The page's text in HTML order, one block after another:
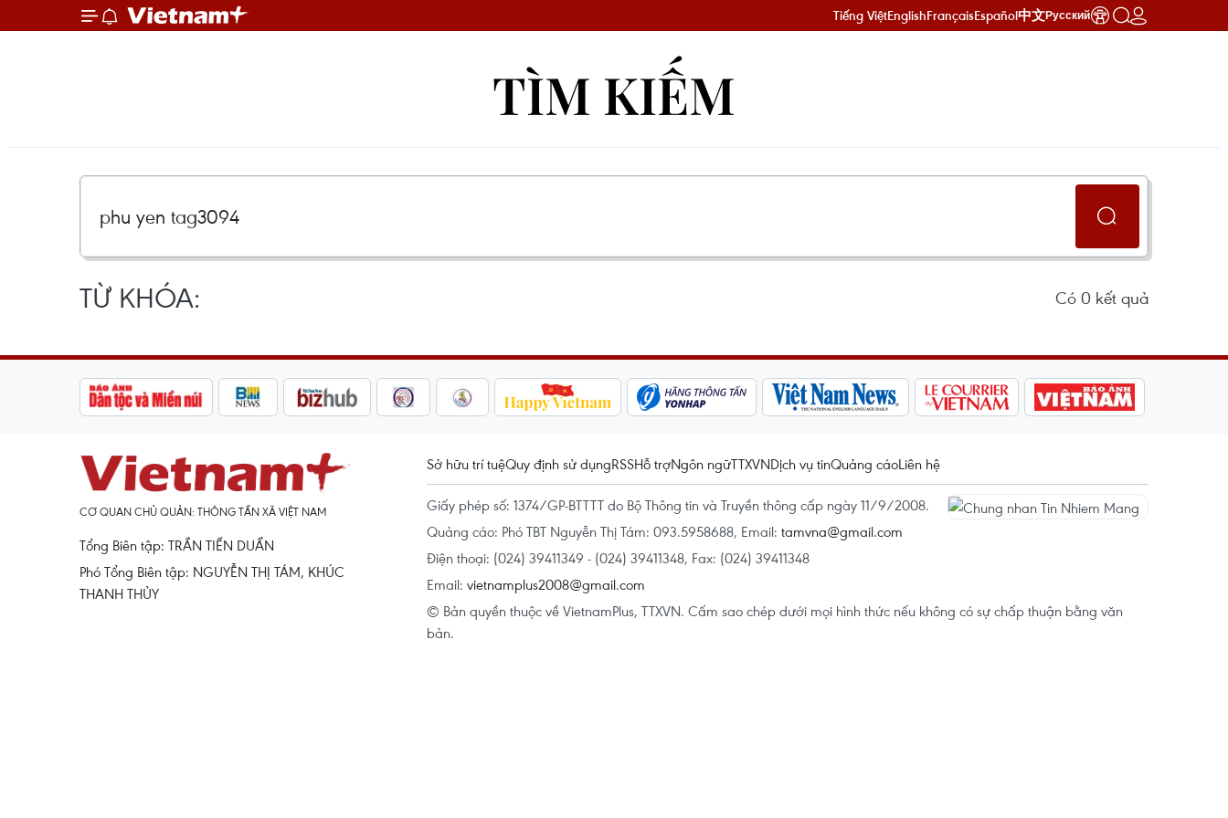
Tiếng ViệtEnglishFrançaisEspañol中文Русский
TÌM KIẾM
TỪ KHÓA: Có 0 kết quả
CƠ QUAN CHỦ QUẢN: THÔNG TẤN XÃ VIỆT NAM
Tổng Biên tập: TRẦN TIẾN DUẨN
Phó Tổng Biên tập: NGUYỄN THỊ TÁM, KHÚC
THANH THỦY
Sở hữu trí tuệQuy định sử dụngRSSHỗ trợNgôn ngữTTXVNDịch vụ tinQuảng cáoLiên hệ
Giấy phép số: 1374/GP-BTTTT do Bộ Thông tin và Truyền thông cấp ngày 11/9/2008.
Quảng cáo: Phó TBT Nguyễn Thị Tám: 093.5958688, Email: tamvna@gmail.com
Điện thoại: (024) 39411349 - (024) 39411348, Fax: (024) 39411348
Email: vietnamplus2008@gmail.com
© Bản quyền thuộc về VietnamPlus, TTXVN. Cấm sao chép dưới mọi hình thức nếu không có sự chấp thuận bằng văn
bản.